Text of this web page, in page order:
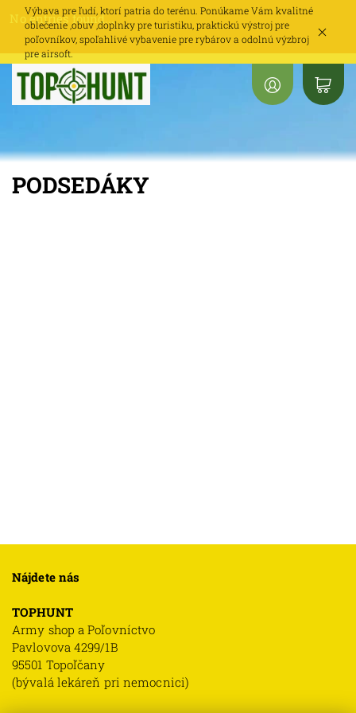
Výbava pre ľudí, ktorí patria do terénu. Ponúkame Vám kvalitné
oblečenie ,obuv ,doplnky pre turistiku, praktickú výstroj pre
poľovníkov, spoľahlivé vybavenie pre rybárov a odolnú výzbroj
pre airsoft.
PODSEDÁKY
No entries found...
Nájdete nás
TOPHUNT
Army shop a Poľovníctvo
Pavlovova 4299/1B
95501 Topoľčany
(bývalá lekáreň pri nemocnici)